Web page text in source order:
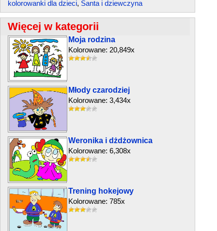
kolorowanki dla dzieci, Santa i dziewczyna
Więcej w kategorii
Moja rodzina
Kolorowane: 20,849x
Młody czarodziej
Kolorowane: 3,434x
Weronika i dżdżownica
Kolorowane: 6,308x
Trening hokejowy
Kolorowane: 785x